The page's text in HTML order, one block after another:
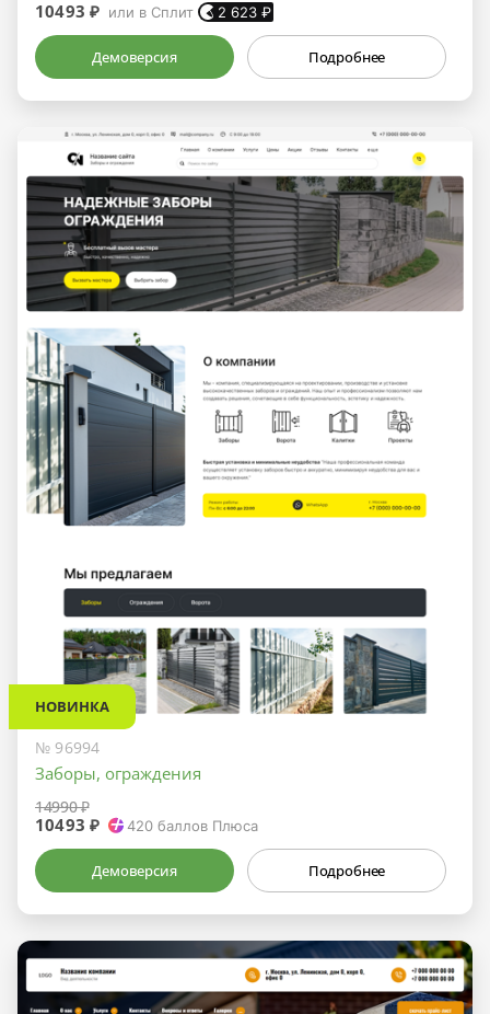
10493 ₽ или в Сплит 2 623 ₽
Демоверсия Подробнее
НОВИНКА
№ 96994
Заборы, ограждения
14990 ₽
10493 ₽ 420 баллов Плюса
Демоверсия Подробнее